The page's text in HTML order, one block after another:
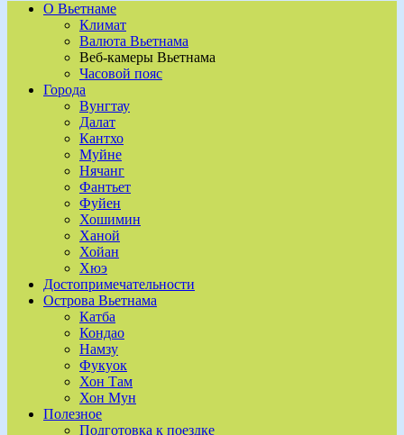
О Вьетнаме
Климат
Валюта Вьетнама
Веб-камеры Вьетнама
Часовой пояс
Города
Вунгтау
Далат
Кантхо
Муйне
Нячанг
Фантьет
Фуйен
Хошимин
Ханой
Хойан
Хюэ
Достопримечательности
Острова Вьетнама
Катба
Кондао
Намзу
Фукуок
Хон Там
Хон Мун
Полезное
Подготовка к поездке